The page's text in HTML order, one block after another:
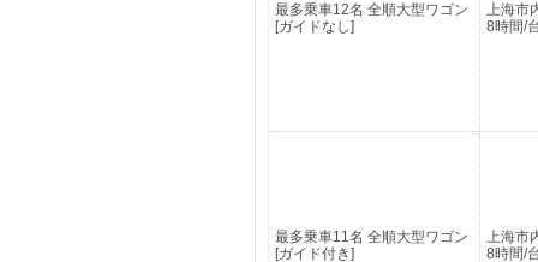
最多乗車12名 全順大型ワゴン
[ガイドなし]
上海市
8時間/
最多乗車11名 全順大型ワゴン
[ガイド付き]
上海市
8時間/